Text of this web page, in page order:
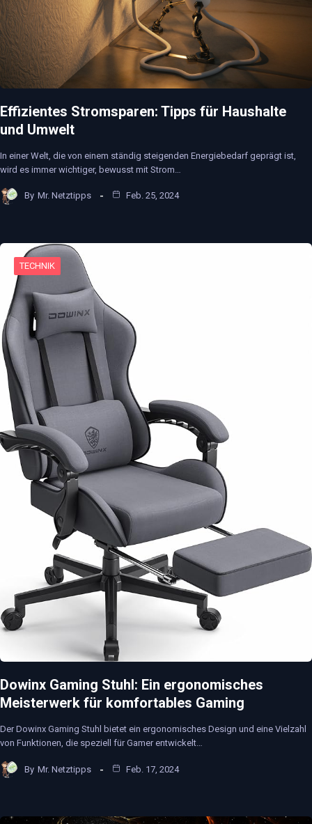
Effizientes Stromsparen: Tipps für Haushalte
und Umwelt
In einer Welt, die von einem ständig steigenden Energiebedarf geprägt ist,
wird es immer wichtiger, bewusst mit Strom…
By Mr. Netztipps Feb. 25, 2024
TECHNIK
Dowinx Gaming Stuhl: Ein ergonomisches
Meisterwerk für komfortables Gaming
Der Dowinx Gaming Stuhl bietet ein ergonomisches Design und eine Vielzahl
von Funktionen, die speziell für Gamer entwickelt…
By Mr. Netztipps Feb. 17, 2024